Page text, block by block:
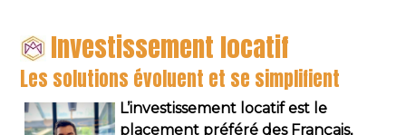
Investissement locatif
Les solutions évoluent et se simplifient
L’investissement locatif est le
placement préféré des Français,